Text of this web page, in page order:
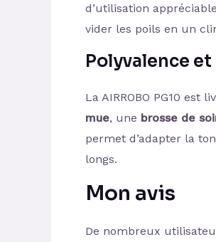
d’utilisation
vider les poils en un
Polyvalence
La AIRROBO PG10
mue, une brosse de
permet d’adapter la
longs.
Mon avis
De nombreux